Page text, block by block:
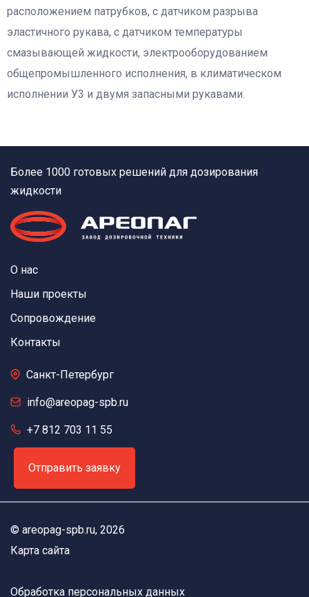
расположением патрубков, с датчиком разрыва
эластичного рукава, с датчиком температуры
смазывающей жидкости, электрооборудованием
общепромышленного исполнения, в климатическом
исполнении У3 и двумя запасными рукавами.
Более 1000 готовых решений для дозирования
жидкости
О нас
Наши проекты
Сопровождение
Контакты
Санкт-Петербург
info@areopag-spb.ru
+7 812 703 11 55
Отправить заявку
© areopag-spb.ru, 2026
Карта сайта
Обработка персональных данных